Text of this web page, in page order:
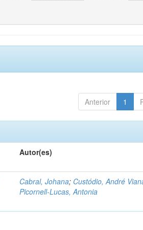
Anterior 1
Autor(es)
Cabral, Johana; Custódio, André
Picornell-Lucas, Antonia